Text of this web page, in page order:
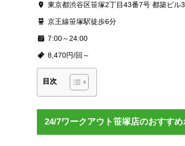
東京都渋谷区笹塚2丁目43番7号 都築ビル
京王線笹塚駅徒歩6分
7:00～24:00
8,470円/回～
目次
24/7ワークアウト笹塚店のおすすめ